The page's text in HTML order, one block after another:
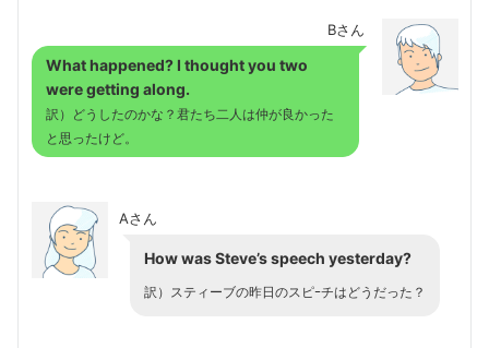
Bさん
What happened? I thought you two
were getting along.
訳）どうしたのかな？君たち二人は仲が良かった
と思ったけど。
Aさん
How was Steve’s speech yesterday?
訳）スティーブの昨日のスピｰチはどうだった？